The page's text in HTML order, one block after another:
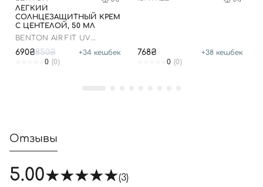
ЛЕГКИЙ
СОЛНЦЕЗАЩИТНЫЙ КРЕМ
С ЦЕНТЕЛОЙ, 50 МЛ
BENTON AIR FIT UV
SPF50
690₴850₴ +34 кешбек
0 (0)
768₴ +38 кешбек
0 (0)
Отзывы
5.00 (3)